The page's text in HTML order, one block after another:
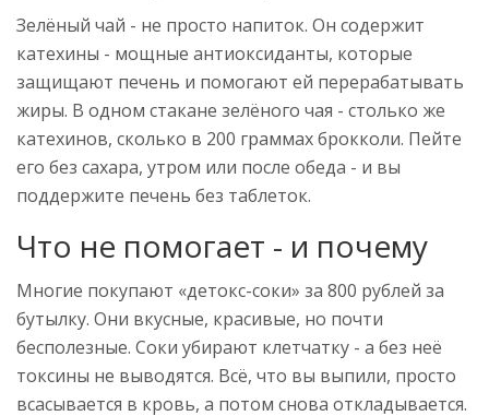
Зелёный чай - не просто напиток. Он содержит
катехины - мощные антиоксиданты, которые
защищают печень и помогают ей перерабатывать
жиры. В одном стакане зелёного чая - столько же
катехинов, сколько в 200 граммах брокколи. Пейте
его без сахара, утром или после обеда - и вы
поддержите печень без таблеток.
Что не помогает - и почему
Многие покупают «детокс-соки» за 800 рублей за
бутылку. Они вкусные, красивые, но почти
бесполезные. Соки убирают клетчатку - а без неё
токсины не выводятся. Всё, что вы выпили, просто
всасывается в кровь, а потом снова откладывается.